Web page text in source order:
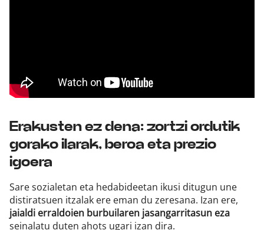
Erakusten ez dena: zortzi ordutik
gorako ilarak, beroa eta prezio
igoera
Sare sozialetan eta hedabideetan ikusi ditugun une
distiratsuen itzalak ere eman du zeresana. Izan ere,
jaialdi erraldoien burbuilaren jasangarritasun eza
seinalatu duten ahots ugari izan dira.